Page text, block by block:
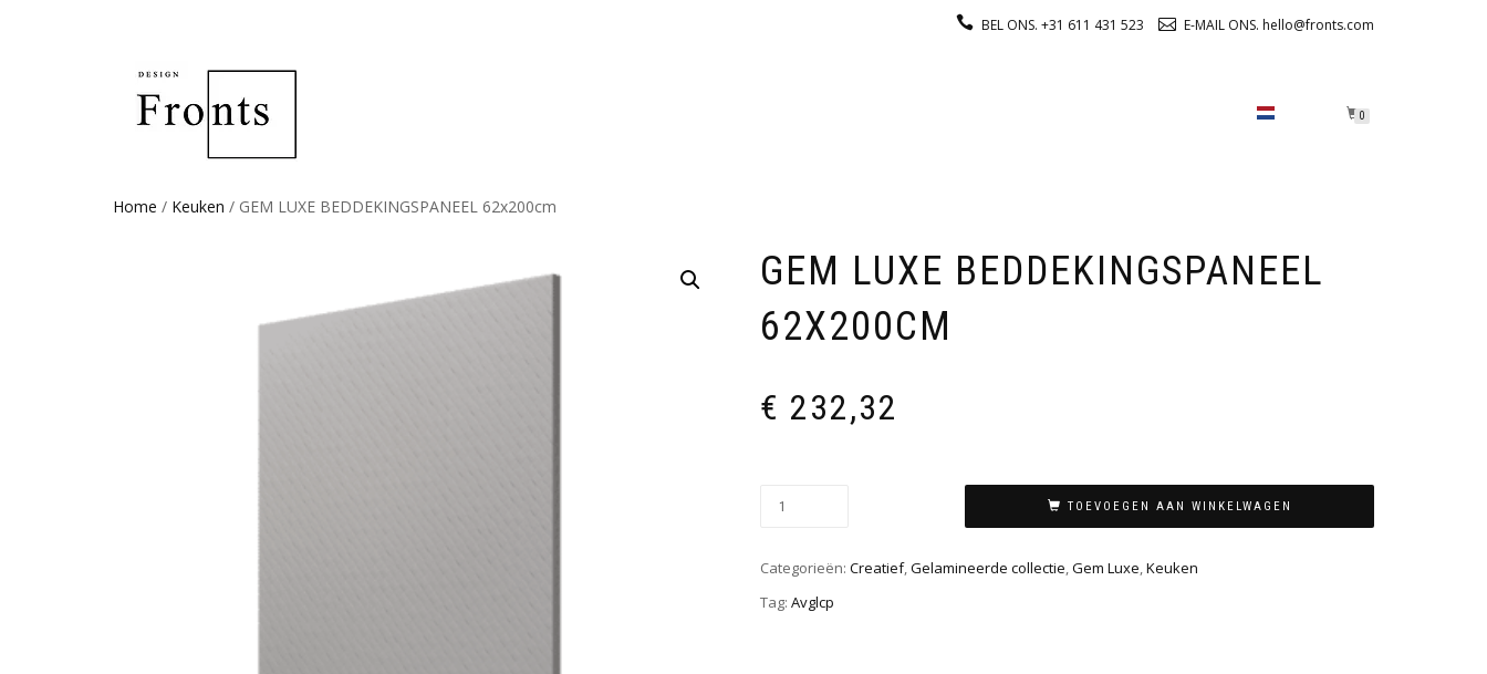
BEL ONS. +31 611 431 523 E-MAIL ONS. hello@fronts.com
0
Home / Keuken / GEM LUXE BEDDEKINGSPANEEL 62x200cm
GEM LUXE BEDDEKINGSPANEEL
62X200CM
€ 232,32
TOEVOEGEN AAN WINKELWAGEN
Categorieën: Creatief,Gelamineerde collectie,Gem Luxe,Keuken
Tag: Avglcp